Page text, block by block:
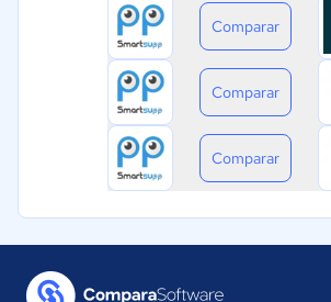
Comparar
Comparar
Comparar